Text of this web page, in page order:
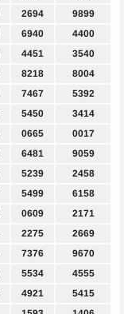
2694
9899
6940
4400
4451
3540
8218
8004
7467
5392
5450
3414
0665
0017
6481
9059
5239
2458
5499
6158
0609
2171
2275
2669
7376
9670
5534
4555
4921
5415